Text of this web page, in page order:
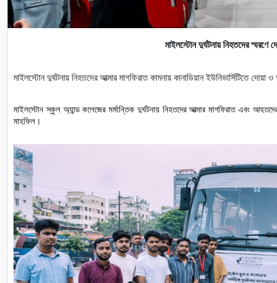
মাইলস্টোন দুর্ঘটনায় নিহতদের স্মরণে
মাইলস্টোন দুর্ঘটনায় নিহতদের আত্মার মাগফিরাত কামনায় কানাডিয়ান ইউনিভার্সিটিতে
মাইলস্টোন স্কুল অ্যান্ড কলেজের মর্মান্তিক দুর্ঘটনায় নিহতদের আত্মার মাগফিরাত এবং
মাহফিল।